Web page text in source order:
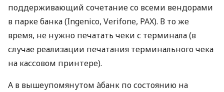
поддерживающий сочетание со всеми вендорами
в парке банка (Ingenico, Verifone, PAX). В то же
время, не нужно печатать чеки с терминала (в
случае реализации печатания терминального чека
на кассовом принтере).
А в вышеупомянутом àбанк по состоянию на